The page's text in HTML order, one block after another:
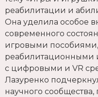
реабилитации и
Она уделила особое
современного
игровыми
реабилитационными
с цифровыми и VR
Лазуренко
научного сообщества,